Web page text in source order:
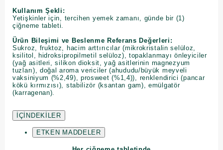
Kullanım Şekli:
Yetişkinler için, tercihen yemek zamanı, günde bir (1)
çiğneme tableti.
Ürün Bileşimi ve Beslenme Referans Değerleri:
Sukroz, fruktoz, hacim arttırıcılar (mikrokristalin selüloz,
ksilitol, hidroksipropilmetil selüloz), topaklanmayı önleyiciler
(yağ asitleri, silikon dioksit, yağ asitlerinin magnezyum
tuzları), doğal aroma vericiler (ahududu/büyük meyveli
vaksiniyum (%2,49), prosweet (%1,4)), renklendirici (pancar
kökü kırmızısı), stabilizör (ksantan gam), emülgatör
(karragenan).
İÇİNDEKİLER
ETKEN MADDELER